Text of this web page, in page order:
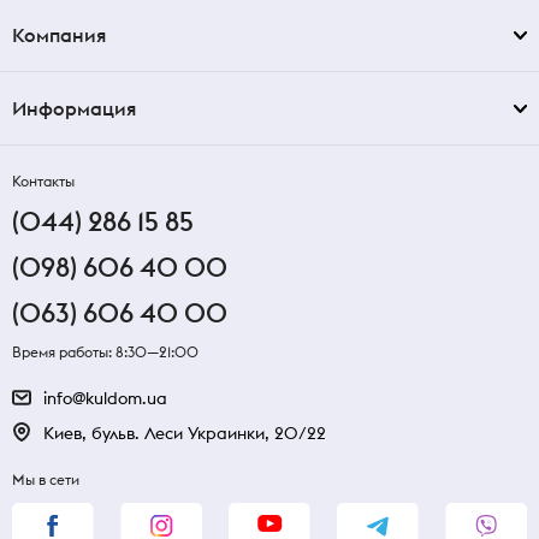
Компания
Информация
Контакты
(044) 286 15 85
(098) 606 40 00
(063) 606 40 00
Время работы: 8:30—21:00
info@kuldom.ua
Киев, бульв. Леси Украинки, 20/22
Мы в сети